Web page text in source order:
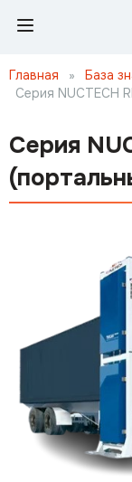
Главная » База
Серия NUCTECH
Серия